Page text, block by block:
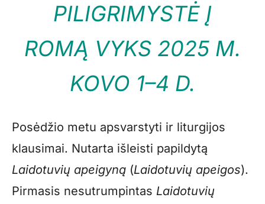
PILIGRIMYSTĖ Į
ROMĄ VYKS 2025 M.
KOVO 1–4 D.
Posėdžio metu apsvarstyti ir liturgijos
klausimai. Nutarta išleisti papildytą
Laidotuvių apeigyną (Laidotuvių apeigos).
Pirmasis nesutrumpintas Laidotuvių